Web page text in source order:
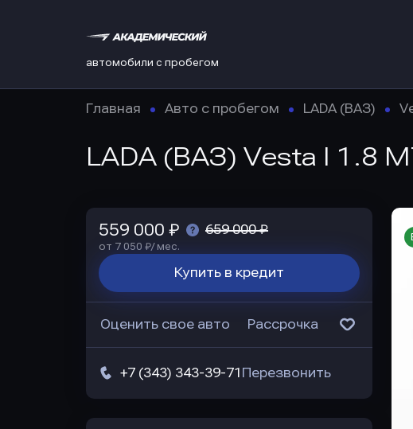
автомобили с пробегом
Главная Авто с пробегом LADA (ВАЗ)
LADA (ВАЗ) Vesta I 1.8
559 000 ₽ 659 000 ₽
от 7 050 ₽/ мес.
Купить в кредит
Оценить свое авто Рассрочка
+7 (343) 343-39-71 Перезвонить